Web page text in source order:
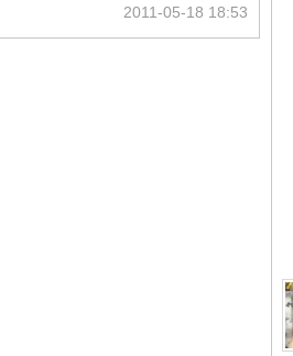
2011-05-18 18:53